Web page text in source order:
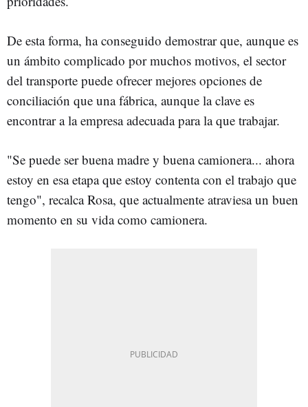
De esta forma, ha conseguido demostrar que, aunque es
un ámbito complicado por muchos motivos, el sector
del transporte puede ofrecer mejores opciones de
conciliación que una fábrica, aunque la clave es
encontrar a la empresa adecuada para la que trabajar.
"Se puede ser buena madre y buena camionera... ahora
estoy en esa etapa que estoy contenta con el trabajo que
tengo", recalca Rosa, que actualmente atraviesa un buen
momento en su vida como camionera.